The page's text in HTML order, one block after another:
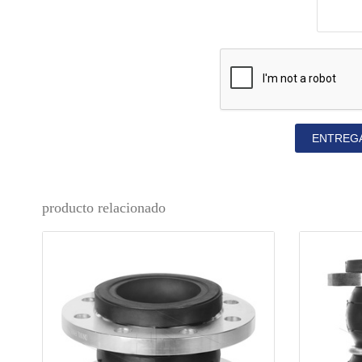
producto relacionado